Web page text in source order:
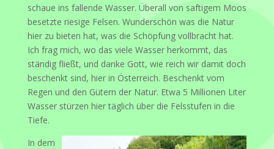
schaue ins fallende Wasser. Überall von saftigem Moos
besetzte riesige Felsen. Wunderschön was die Natur
hier zu bieten hat, was die Schöpfung vollbracht hat.
Ich frag mich, wo das viele Wasser herkommt, das
ständig fließt, und danke Gott, wie reich wir damit doch
beschenkt sind, hier in Österreich. Beschenkt vom
Regen und den Gütern der Natur. Etwa 5 Millionen Liter
Wasser stürzen hier täglich über die Felsstufen in die
Tiefe.
In dem